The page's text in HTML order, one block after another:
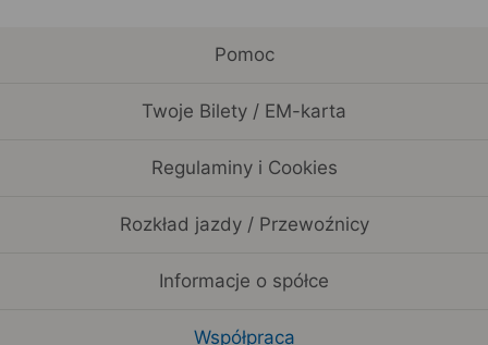
Pomoc
Twoje Bilety / EM-karta
Regulaminy i Cookies
Rozkład jazdy / Przewoźnicy
Informacje o spółce
Współpraca